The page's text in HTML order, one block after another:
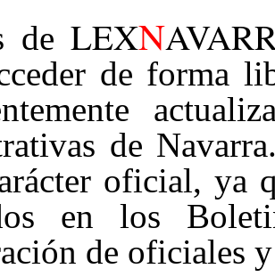
de LEXN
de forma
de
oficial, ya
en los
de oficiales